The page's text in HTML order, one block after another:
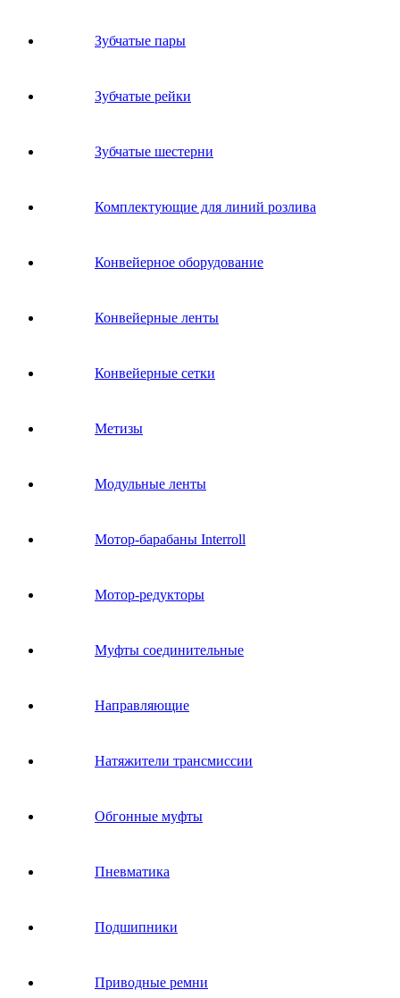
Зубчатые пары
Зубчатые рейки
Зубчатые шестерни
Комплектующие для линий розлива
Конвейерное оборудование
Конвейерные ленты
Конвейерные сетки
Метизы
Модульные ленты
Мотор-барабаны Interroll
Мотор-редукторы
Муфты соединительные
Направляющие
Натяжители трансмиссии
Обгонные муфты
Пневматика
Подшипники
Приводные ремни